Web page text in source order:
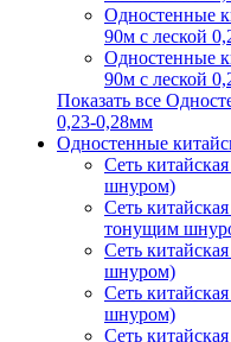
Одностенные
90м с леской
Одностенные
90м с леской
Показать все
0,23-0,28мм
Одностенные
Сеть
шнуром)
Сеть
тонущим
Сеть
шнуром)
Сеть
шнуром)
Сеть